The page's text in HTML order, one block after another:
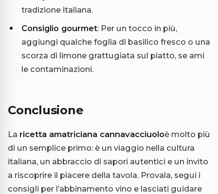
tradizione italiana.
Consiglio gourmet: Per un tocco in più,
aggiungi qualche foglia di basilico fresco o una
scorza di limone grattugiata sul piatto, se ami
le contaminazioni.
Conclusione
La ricetta amatriciana cannavacciuoloè molto più
di un semplice primo: è un viaggio nella cultura
italiana, un abbraccio di sapori autentici e un invito
a riscoprire il piacere della tavola. Provala, segui i
consigli per l’abbinamento vino e lasciati guidare